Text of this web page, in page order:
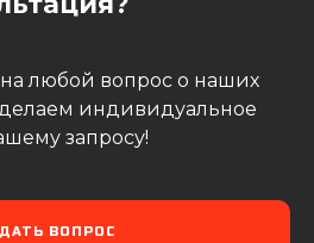
любой вопрос о наших
индивидуальное
запросу!
ВОПРОС